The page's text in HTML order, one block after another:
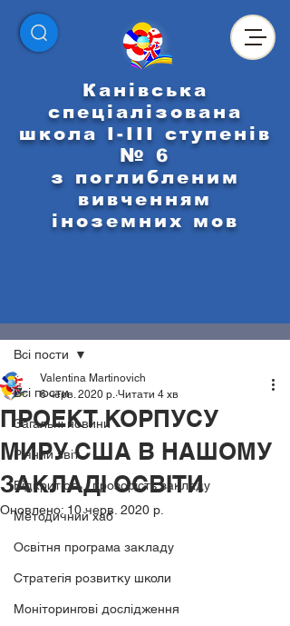
Канівська
спеціалізована
школа І-ІІІ ступенів
№ 6
з поглибленим
вивченням
іноземних мов
Всі пости
Загальні новини
Річний звіт
Відкритість і прозорість закладу
Методичний хаб
Освітня програма закладу
Стратегія розвитку школи
Моніторингові дослідження
Всі пости
ПРОЕКТ КОРПУСУ
МИРУ США В НАШОМУ
ЗАКЛАДІ ОСВІТИ
Valentina Martinovich
6 черв. 2020 р. Читати 4 хв
Оновлено: 10 черв. 2020 р.